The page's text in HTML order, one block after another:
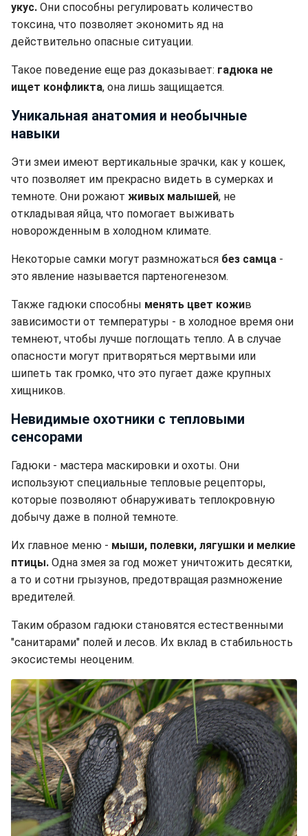
укус. Они способны регулировать количество
токсина, что позволяет экономить яд на
действительно опасные ситуации.
Такое поведение еще раз доказывает: гадюка не
ищет конфликта, она лишь защищается.
Уникальная анатомия и необычные
навыки
Эти змеи имеют вертикальные зрачки, как у кошек,
что позволяет им прекрасно видеть в сумерках и
темноте. Они рожают живых малышей, не
откладывая яйца, что помогает выживать
новорожденным в холодном климате.
Некоторые самки могут размножаться без самца -
это явление называется партеногенезом.
Также гадюки способны менять цвет кожив
зависимости от температуры - в холодное время они
темнеют, чтобы лучше поглощать тепло. А в случае
опасности могут притворяться мертвыми или
шипеть так громко, что это пугает даже крупных
хищников.
Невидимые охотники с тепловыми
сенсорами
Гадюки - мастера маскировки и охоты. Они
используют специальные тепловые рецепторы,
которые позволяют обнаруживать теплокровную
добычу даже в полной темноте.
Их главное меню - мыши, полевки, лягушки и мелкие
птицы. Одна змея за год может уничтожить десятки,
а то и сотни грызунов, предотвращая размножение
вредителей.
Таким образом гадюки становятся естественными
"санитарами" полей и лесов. Их вклад в стабильность
экосистемы неоценим.